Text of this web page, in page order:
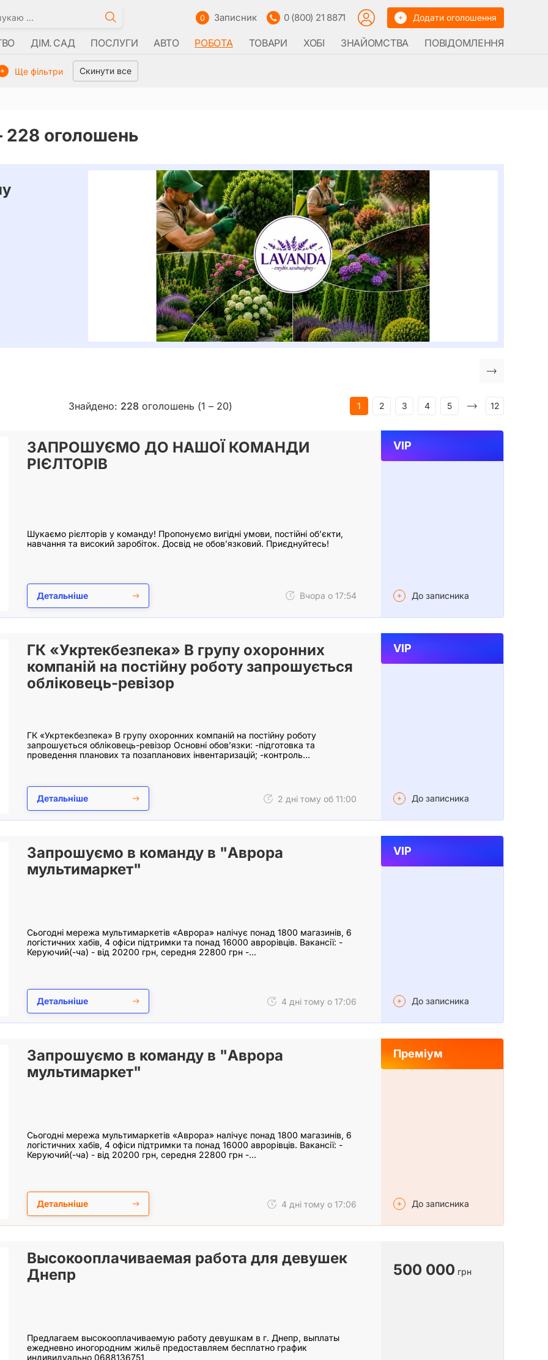
0 Записник 0 (800) 21 8871 Додати оголошення
ДІМ. САД ПОСЛУГИ АВТО РОБОТА ТОВАРИ ХОБІ ЗНАЙОМСТВА ПОВІДОМЛЕННЯ
Ще фільтри Скинути все
228 оголошень
Знайдено: 228 оголошень (1 – 20) 1 2 3 4 5 12
ЗАПРОШУЄМО ДО НАШОЇ КОМАНДИ
РІЄЛТОРІВ
Шукаємо рієлторів у команду! Пропонуємо вигідні умови, постійні об’єкти,
навчання та високий заробіток. Досвід не обов’язковий. Приєднуйтесь!
Детальніше Вчора о 17:54
VIP
До записника
ГК «Укртекбезпека» В групу охоронних
компаній на постійну роботу запрошується
обліковець-ревізор
ГК «Укртекбезпека» В групу охоронних компаній на постійну роботу
запрошується обліковець-ревізор Основні обов’язки: -підготовка та
проведення планових та позапланових інвентаризацій; -контроль…
Детальніше 2 дні тому об 11:00
VIP
До записника
Запрошуємо в команду в "Аврора
мультимаркет"
Сьогодні мережа мультимаркетів «Аврора» налічує понад 1800 магазинів, 6
логістичних хабів, 4 офіси підтримки та понад 16000 аврорівців. Вакансії: -
Керуючий(-ча) - від 20200 грн, середня 22800 грн -…
Детальніше 4 дні тому о 17:06
VIP
До записника
Запрошуємо в команду в "Аврора
мультимаркет"
Сьогодні мережа мультимаркетів «Аврора» налічує понад 1800 магазинів, 6
логістичних хабів, 4 офіси підтримки та понад 16000 аврорівців. Вакансії: -
Керуючий(-ча) - від 20200 грн, середня 22800 грн -…
Детальніше 4 дні тому о 17:06
Преміум
До записника
Высокооплачиваемая работа для девушек
Днепр
Предлагаем высокооплачиваемую работу девушкам в г. Днепр, выплаты
ежедневно иногородним жильё предоставляем бесплатно график
индивидуально 0688136751
500 000 грн